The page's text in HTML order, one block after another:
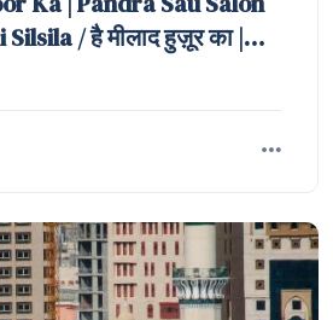
/ है मीलाद हुज़ूर का |